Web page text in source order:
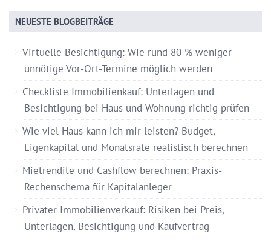
NEUESTE BLOGBEITRÄGE
Virtuelle Besichtigung: Wie rund 80 % weniger
unnötige Vor-Ort-Termine möglich werden
Checkliste Immobilienkauf: Unterlagen und
Besichtigung bei Haus und Wohnung richtig prüfen
Wie viel Haus kann ich mir leisten? Budget,
Eigenkapital und Monatsrate realistisch berechnen
Mietrendite und Cashflow berechnen: Praxis-
Rechenschema für Kapitalanleger
Privater Immobilienverkauf: Risiken bei Preis,
Unterlagen, Besichtigung und Kaufvertrag